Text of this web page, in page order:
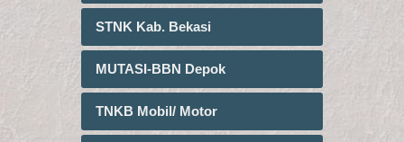
STNK Kab. Bekasi
MUTASI-BBN Depok
TNKB Mobil/ Motor